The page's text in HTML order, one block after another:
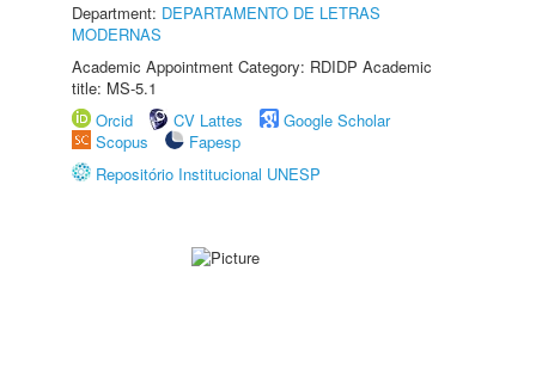
Department: DEPARTAMENTO DE LETRAS
MODERNAS
Academic Appointment Category: RDIDP Academic
title: MS-5.1
Orcid
CV Lattes
Google Scholar
Scopus
Fapesp
Repositório Institucional UNESP